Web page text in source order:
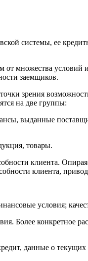
системы, ее
множества условий
заемщиков.
зрения
на две группы:
выданные
товары.
клиента.
клиента,
условия;
Более конкретное
данные о